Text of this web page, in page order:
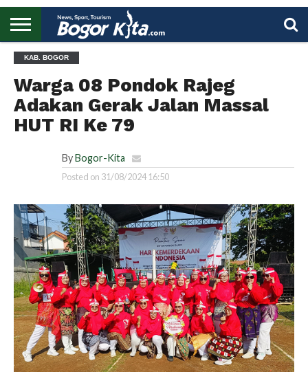
BOGOR
REGIONAL
NASIONAL
PENDIDIKAN
WISATA
OLAHRAGA
LAPORAN
PROFIL
KAB. BOGOR
Warga 08 Pondok Rajeg
Adakan Gerak Jalan Massal
HUT RI Ke 79
By Bogor-Kita
Posted on 31/08/2024 16:50